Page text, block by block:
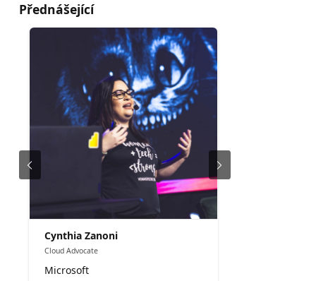
Přednášející
Cynthia Zanoni
Cloud Advocate
Microsoft